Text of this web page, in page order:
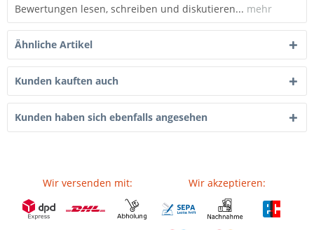
Bewertungen lesen, schreiben und diskutieren... mehr
Ähnliche Artikel
Kunden kauften auch
Kunden haben sich ebenfalls angesehen
Wir versenden mit: Wir akzeptieren: